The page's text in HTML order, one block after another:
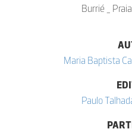
Burrié _
Maria Baptista
Paulo